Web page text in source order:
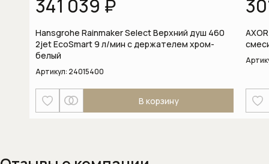
Скрытые части смесителей
Смесители для биде
Смесители для ванны
341 039 ₽
Hansgrohe Rainmaker Select Верхний душ 460
2jet EcoSmart 9 л/мин с держателем хром-
белый
Артикул: 24015400
В корзину